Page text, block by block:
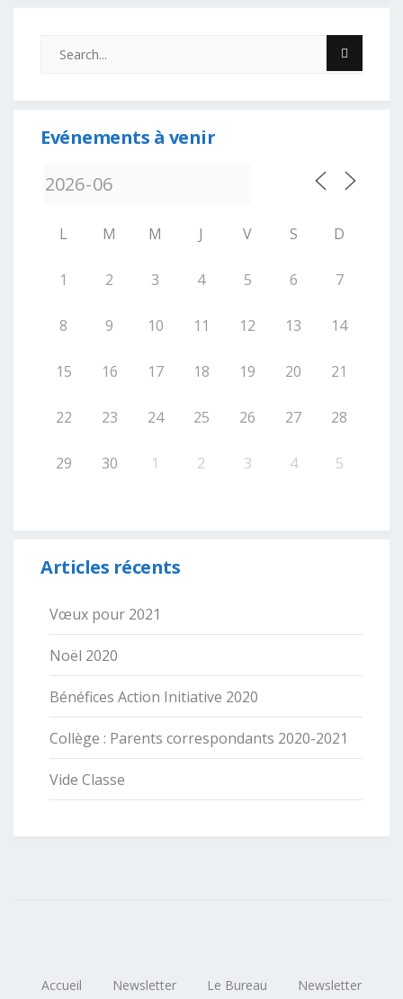
Evénements à venir
L M M J V S D
1 2 3 4 5 6 7
8 9 10 11 12 13 14
15 16 17 18 19 20 21
22 23 24 25 26 27 28
29 30 1 2 3 4 5
Articles récents
Vœux pour 2021
Noël 2020
Bénéfices Action Initiative 2020
Collège : Parents correspondants 2020-2021
Vide Classe
Accueil Newsletter Le Bureau Newsletter